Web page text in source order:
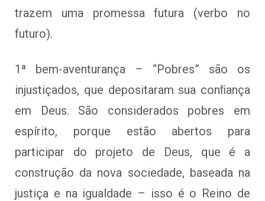
trazem uma promessa futura (verbo no
futuro).
1ª bem-aventurança – “Pobres” são os
injustiçados, que depositaram sua conﬁança
em Deus. São considerados pobres em
espírito, porque estão abertos para
participar do projeto de Deus, que é a
construção da nova sociedade, baseada na
justiça e na igualdade – isso é o Reino de